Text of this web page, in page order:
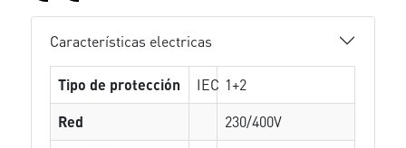
Características electricas
Tipo de protección IEC 1+2
Red
230/400V